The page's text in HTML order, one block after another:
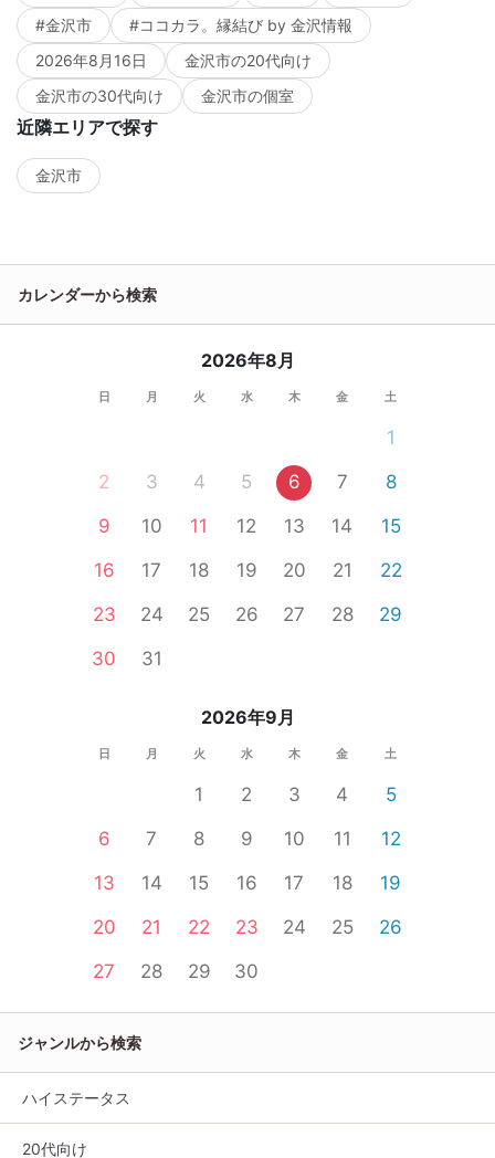
#金沢市
#ココカラ。縁結び by 金沢情報
2026年8月16日
金沢市の20代向け
金沢市の30代向け
金沢市の個室
近隣エリアで探す
金沢市
カレンダーから検索
2026年8月
日 月 火 水 木 金 土
1
2
3 4 5 6 7
8
9
10 11 12 13 14
15
16
17 18 19 20 21
22
23
24 25 26 27 28
29
30
31
2026年9月
日 月 火 水 木 金 土
1 2 3 4
5
6
7 8 9 10 11
12
13
14 15 16 17 18
19
20
21 22 23 24 25
26
27
28 29 30
ジャンルから検索
ハイステータス
20代向け